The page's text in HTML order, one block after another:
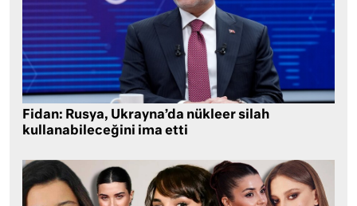
Fidan: Rusya, Ukrayna’da nükleer silah
kullanabileceğini ima etti